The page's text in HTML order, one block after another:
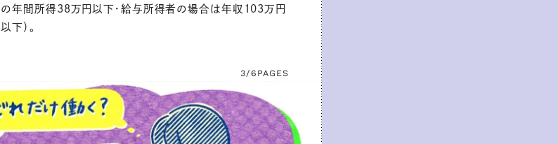
の年間所得38万円以下・給与所得者の場合は年収103万円
以下）。
3/6 PAGES